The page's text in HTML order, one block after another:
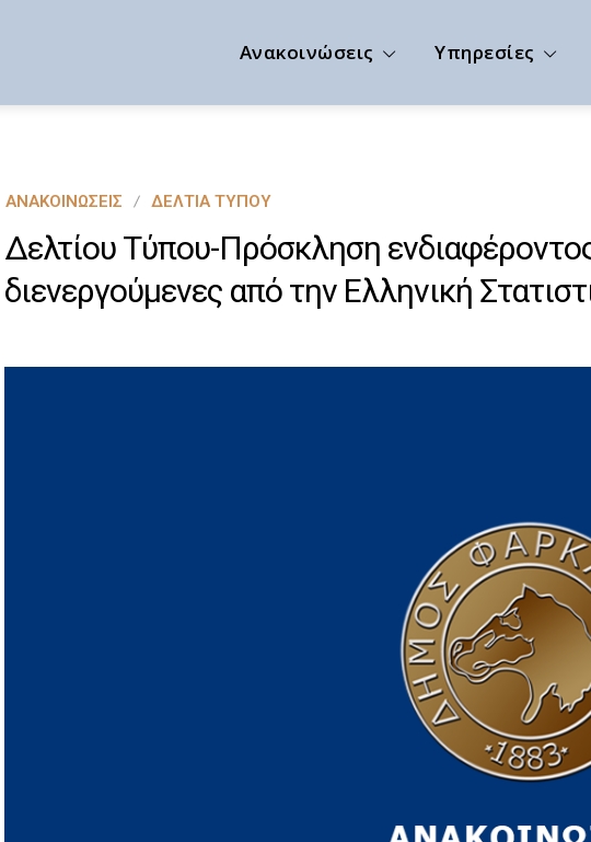
Ανακοινώσεις Υπηρεσίες
ΑΝΑΚΟΙΝΏΣΕΙΣ ΔΕΛΤΊΑ ΤΎΠΟΥ
Δελτίου Τύπου-Πρόσκληση
διενεργούμενες από την Ελληνική